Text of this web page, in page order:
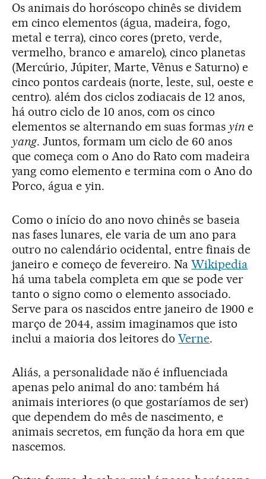
Os animais do horóscopo chinês se dividem
em cinco elementos (água, madeira, fogo,
metal e terra), cinco cores (preto, verde,
vermelho, branco e amarelo), cinco planetas
(Mercúrio, Júpiter, Marte, Vênus e Saturno) e
cinco pontos cardeais (norte, leste, sul, oeste e
centro). além dos ciclos zodiacais de 12 anos,
há outro ciclo de 10 anos, com os cinco
elementos se alternando em suas formas yin e
yang. Juntos, formam um ciclo de 60 anos
que começa com o Ano do Rato com madeira
yang como elemento e termina com o Ano do
Porco, água e yin.
Como o início do ano novo chinês se baseia
nas fases lunares, ele varia de um ano para
outro no calendário ocidental, entre finais de
janeiro e começo de fevereiro. NaWikipedia
há uma tabela completa em que se pode ver
tanto o signo como o elemento associado.
Serve para os nascidos entre janeiro de 1900 e
março de 2044, assim imaginamos que isto
inclui a maioria dos leitores doVerne.
Aliás, a personalidade não é influenciada
apenas pelo animal do ano: também há
animais interiores (o que gostaríamos de ser)
que dependem do mês de nascimento, e
animais secretos, em função da hora em que
nascemos.